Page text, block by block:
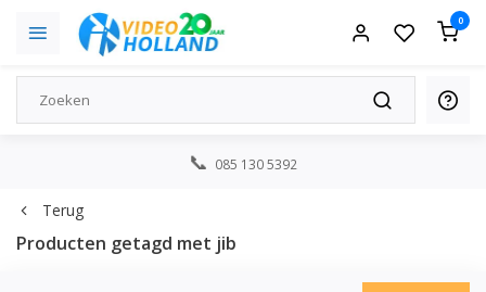
0
085 130 5392
Terug
Producten getagd met jib